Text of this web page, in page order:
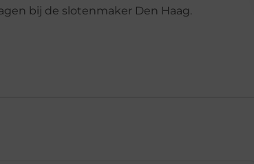
bij de slotenmaker Den Haag.